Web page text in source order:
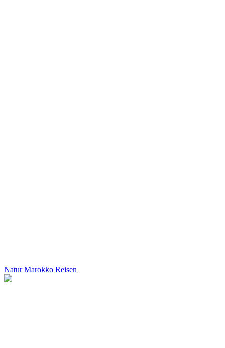
Natur Marokko Reisen